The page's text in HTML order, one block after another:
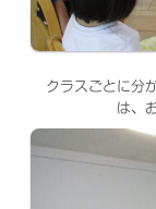
クラスごとに分
は、